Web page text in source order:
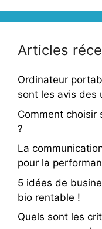
Articles
Ordinateur
sont les avis des
Comment choisir
?
La
pour la
5 idées de
bio rentable !
Quels sont les